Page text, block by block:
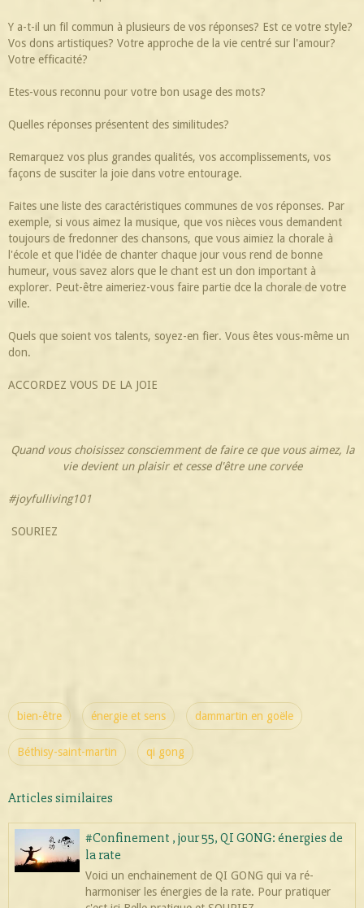
Y a-t-il un fil commun à plusieurs de vos réponses? Est ce votre style?
Vos dons artistiques? Votre approche de la vie centré sur l'amour?
Votre efficacité?
Etes-vous reconnu pour votre bon usage des mots?
Quelles réponses présentent des similitudes?
Remarquez vos plus grandes qualités, vos accomplissements, vos
façons de susciter la joie dans votre entourage.
Faites une liste des caractéristiques communes de vos réponses. Par
exemple, si vous aimez la musique, que vos nièces vous demandent
toujours de fredonner des chansons, que vous aimiez la chorale à
l'école et que l'idée de chanter chaque jour vous rend de bonne
humeur, vous savez alors que le chant est un don important à
explorer. Peut-être aimeriez-vous faire partie dce la chorale de votre
ville.
Quels que soient vos talents, soyez-en fier. Vous êtes vous-même un
don.
ACCORDEZ VOUS DE LA JOIE
Quand vous choisissez consciemment de faire ce que vous aimez, la
vie devient un plaisir et cesse d'être une corvée
#joyfulliving101
SOURIEZ
bien-être énergie et sens dammartin en goële
Béthisy-saint-martin qi gong
Articles similaires
#Confinement , jour 55, QI GONG: énergies de
la rate
Voici un enchainement de QI GONG qui va ré-
harmoniser les énergies de la rate. Pour pratiquer